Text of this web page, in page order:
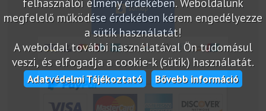
megfelelő működése érdekében kérem engedélyezze
a sütik használatát!
A weboldal további használatával Ön tudomásul
veszi, és elfogadja a cookie-k (sütik) használatát.
Adatvédelmi Tájékoztató Bővebb információ